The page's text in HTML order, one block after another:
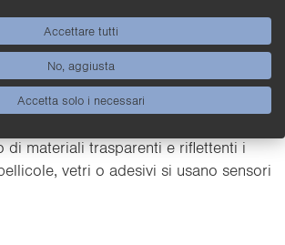
di ma­te­ria­li tra­spa­ren­ti e ri­flet­ten­ti i
vetri o ade­si­vi si usano sen­so­ri
Accettare tutti
No, aggiusta
Accetta solo i necessari